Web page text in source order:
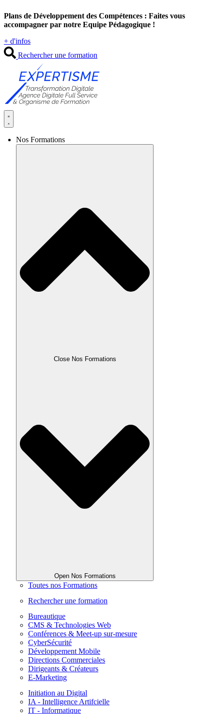
au
contenu
Plans de Développement des Compétences : Faites vous
accompagner par notre Equipe Pédagogique !
+ d'infos
Rechercher une formation
Nos Formations
Close Nos Formations
Open Nos Formations
Toutes nos Formations
Rechercher une formation
Bureautique
CMS & Technologies Web
Conférences & Meet-up sur-mesure
CyberSécurité
Développement Mobile
Directions Commerciales
Dirigeants & Créateurs
E-Marketing
Initiation au Digital
IA - Intelligence Artifcielle
IT - Informatique